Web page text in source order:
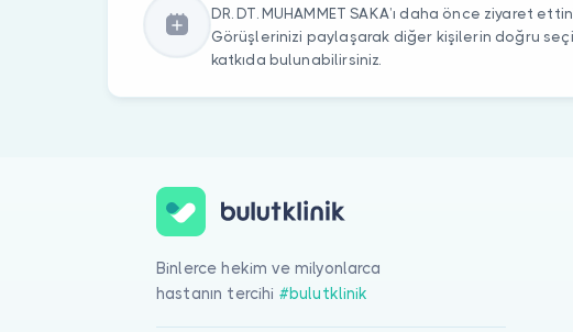
DR. DT. MUHAMMET SAKA’ı daha önce ziyaret
Görüşlerinizi paylaşarak diğer kişilerin doğru
katkıda bulunabilirsiniz.
Binlerce hekim ve milyonlarca
hastanın tercihi #bulutklinik